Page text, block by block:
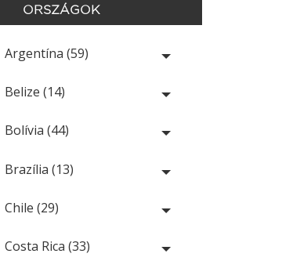
ORSZÁGOK
Argentína (59)
Belize (14)
Bolívia (44)
Brazília (13)
Chile (29)
Costa Rica (33)